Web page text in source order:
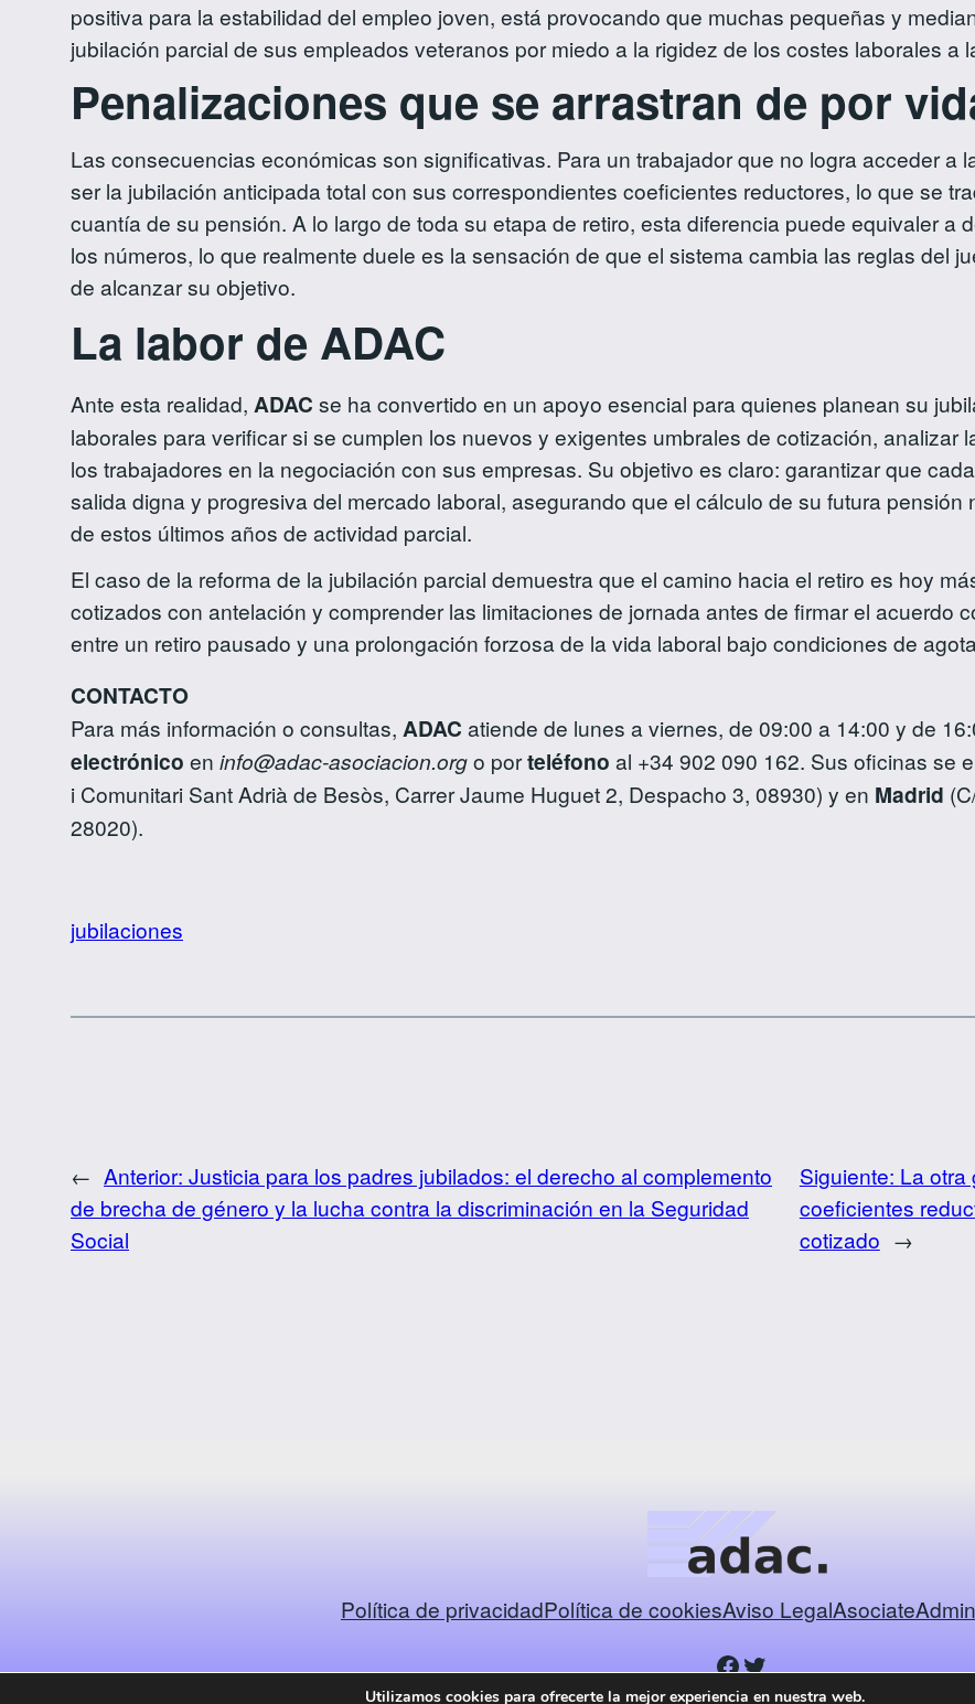
positiva para la estabilidad del empleo joven, está provocando que muchas pequeñas y
jubilación parcial de sus empleados veteranos por miedo a la rigidez de los costes laborales a
Penalizaciones que se arrastran de por
Las consecuencias económicas son significativas. Para un trabajador que no logra acceder a
ser la jubilación anticipada total con sus correspondientes coeficientes reductores, lo que se
cuantía de su pensión. A lo largo de toda su etapa de retiro, esta diferencia puede equivaler a
los números, lo que realmente duele es la sensación de que el sistema cambia las reglas del
de alcanzar su objetivo.
La labor de ADAC
Ante esta realidad, ADAC se ha convertido en un apoyo esencial para quienes planean su
laborales para verificar si se cumplen los nuevos y exigentes umbrales de cotización, analizar
los trabajadores en la negociación con sus empresas. Su objetivo es claro: garantizar que
salida digna y progresiva del mercado laboral, asegurando que el cálculo de su futura
de estos últimos años de actividad parcial.
El caso de la reforma de la jubilación parcial demuestra que el camino hacia el retiro es hoy
cotizados con antelación y comprender las limitaciones de jornada antes de firmar el acuerdo
entre un retiro pausado y una prolongación forzosa de la vida laboral bajo condiciones de
CONTACTO
Para más información o consultas, ADAC atiende de lunes a viernes, de 09:00 a 14:00 y de
electrónico en info@adac-asociacion.orgo porteléfono al +34 902 090 162. Sus oficinas se
i Comunitari Sant Adrià de Besòs, Carrer Jaume Huguet 2, Despacho 3, 08930) y en Madrid
28020).
jubilaciones
← Anterior: Justicia para los padres jubilados: el derecho al complemento
de brecha de género y la lucha contra la discriminación en la Seguridad
Social
Siguiente: La otra
coeficientes
cotizado →
Política de privacidadPolítica de cookiesAviso LegalAsociate
Utilizamos cookies para ofrecerte la mejor experiencia en nuestra web.